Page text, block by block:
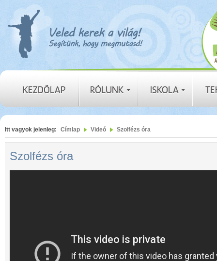
Itt vagyok jelenleg: Címlap Videó Szolfézs óra
Szolfézs óra